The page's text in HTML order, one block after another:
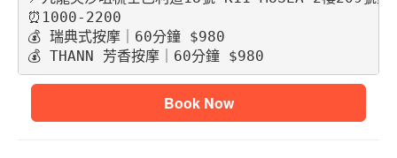
⏰1000-2200
💰 瑞典式按摩｜60分鐘 $980
💰 THANN 芳香按摩｜60分鐘 $980
Book Now